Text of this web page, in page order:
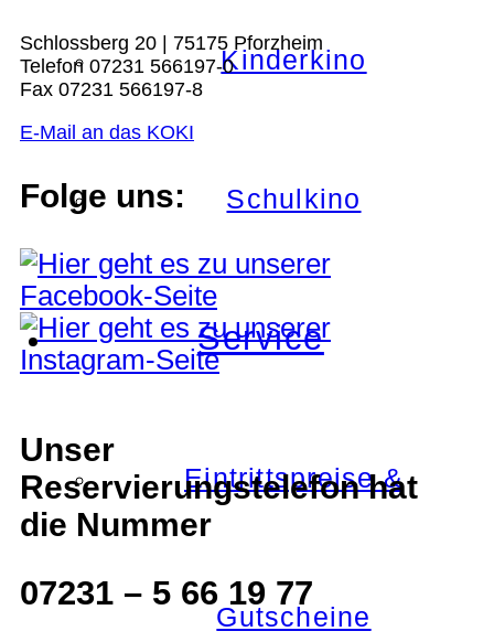
Kinderkino
Schulkino
Service
Eintrittspreise &
Gutscheine
Schlossberg 20 | 75175 Pforzheim
Telefon 07231 566197-0
Fax 07231 566197-8
E-Mail an das KOKI
Folge uns:
Unser
Reservierungstelefon hat
die Nummer
07231 – 5 66 19 77